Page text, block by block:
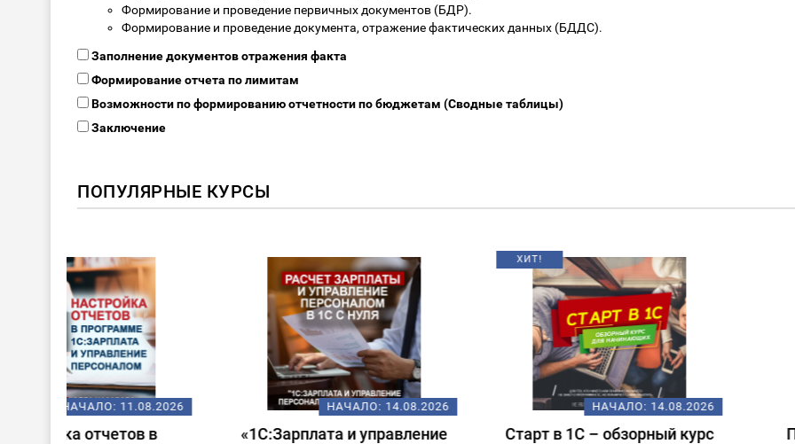
Формирование и проведение первичных документов (БДР).
Формирование и проведение документа, отражение фактических данных (БДДС).
Заполнение документов отражения факта
Формирование отчета по лимитам
Возможности по формированию отчетности по бюджетам (Сводные таблицы)
Заключение
ПОПУЛЯРНЫЕ КУРСЫ
НАЧАЛО: 14.08.2026
«1С:Зарплата и управление
ХИТ!
НАЧАЛО: 14.08.2026
Старт в 1С – обзорный курс
НАЧАЛО:
Подготовка к